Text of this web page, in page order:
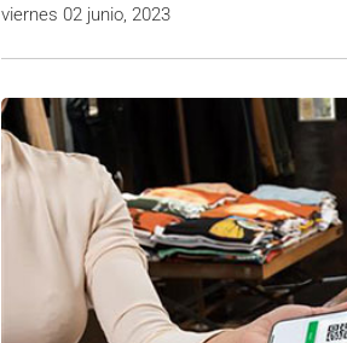
viernes 02 junio, 2023